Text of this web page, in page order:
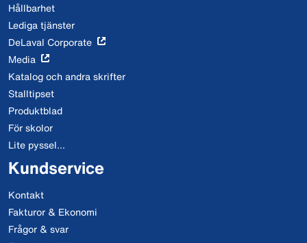
Hållbarhet
Lediga tjänster
DeLaval Corporate
Media
Katalog och andra skrifter
Stalltipset
Produktblad
För skolor
Lite pyssel...
Kundservice
Kontakt
Fakturor & Ekonomi
Frågor & svar